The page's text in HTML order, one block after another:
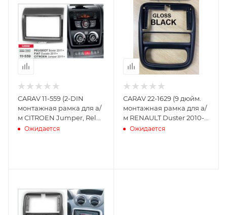
CARAV 11-559 (2-DIN
монтажная рамка для а/
м CITROEN Jumper, Relay
2011+ / PEUGEOT Boxer
Ожидается
CARAV 22-1629 (9 дюйм.
монтажная рамка для а/
м RENAULT Duster 2010-
2015 (левый руль / ver.2 /
Ожидается